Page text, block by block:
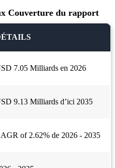
Couverture du rapport
7.05 Milliards en 2026
9.13 Milliards d’ici 2035
of 2.62% de 2026 - 2035